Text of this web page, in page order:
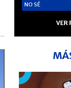
NO SÉ
VER